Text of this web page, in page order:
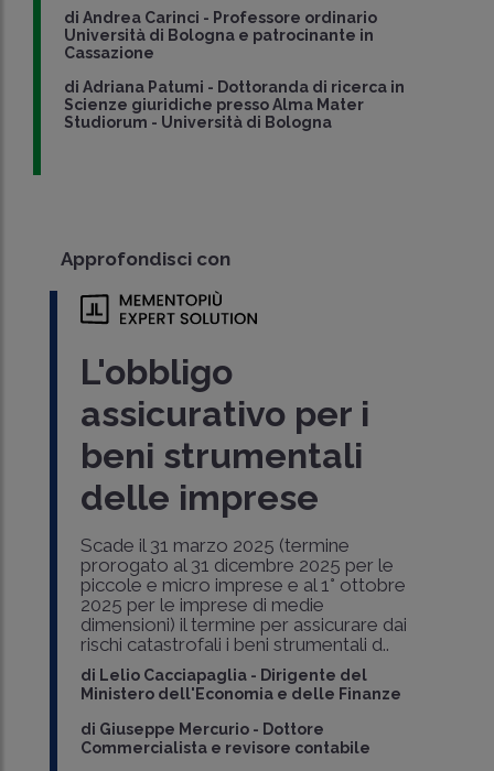
diAndrea Carinci - Professore ordinario
Università di Bologna e patrocinante in
Cassazione
diAdriana Patumi - Dottoranda di ricerca in
Scienze giuridiche presso Alma Mater
Studiorum - Università di Bologna
Approfondisci con
L'obbligo
assicurativo per i
beni strumentali
delle imprese
Scade il 31 marzo 2025 (termine
prorogato al 31 dicembre 2025 per le
piccole e micro imprese e al 1° ottobre
2025 per le imprese di medie
dimensioni) il termine per assicurare dai
rischi catastrofali i beni strumentali d..
di Lelio Cacciapaglia - Dirigente del
Ministero dell'Economia e delle Finanze
di Giuseppe Mercurio - Dottore
Commercialista e revisore contabile